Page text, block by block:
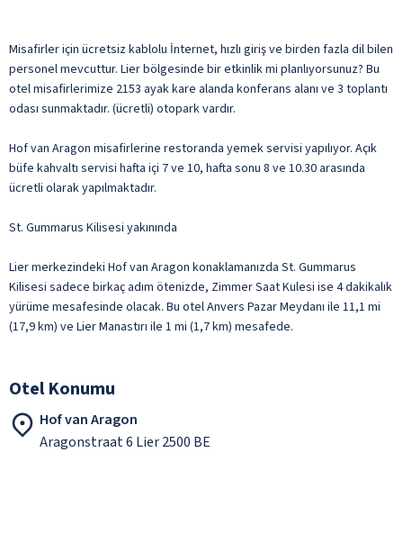
Misafirler için ücretsiz kablolu İnternet, hızlı giriş ve birden fazla dil bilen
personel mevcuttur. Lier bölgesinde bir etkinlik mi planlıyorsunuz? Bu
otel misafirlerimize 2153 ayak kare alanda konferans alanı ve 3 toplantı
odası sunmaktadır. (ücretli) otopark vardır.
Hof van Aragon misafirlerine restoranda yemek servisi yapılıyor. Açık
büfe kahvaltı servisi hafta içi 7 ve 10, hafta sonu 8 ve 10.30 arasında
ücretli olarak yapılmaktadır.
St. Gummarus Kilisesi yakınında
Lier merkezindeki Hof van Aragon konaklamanızda St. Gummarus
Kilisesi sadece birkaç adım ötenizde, Zimmer Saat Kulesi ise 4 dakikalık
yürüme mesafesinde olacak. Bu otel Anvers Pazar Meydanı ile 11,1 mi
(17,9 km) ve Lier Manastırı ile 1 mi (1,7 km) mesafede.
Otel Konumu
Hof van Aragon
Aragonstraat 6 Lier 2500 BE